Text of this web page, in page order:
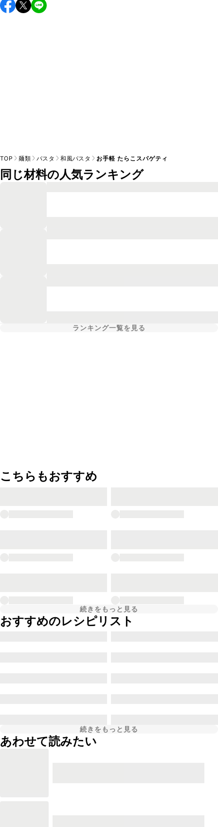
こちらのレシピは出来たてをお召し上がりいただくことをお
すすめします。
TOP 麺類 パスタ 和風パスタ お手軽 たらこスパゲティ
同じ材料の人気ランキング
ランキング一覧を見る
こちらもおすすめ
続きをもっと見る
おすすめのレシピリスト
続きをもっと見る
あわせて読みたい